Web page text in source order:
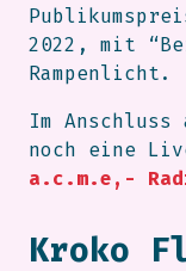
2022, mit
Rampenlicht.
Im
noch eine
a.c.m.e,-
Kroko